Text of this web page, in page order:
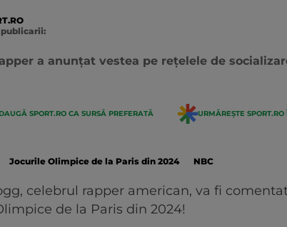
a anunțat vestea pe rețelele de
SPORT.RO CA SURSĂ PREFERATĂ URMĂREȘTE
Jocurile Olimpice de la Paris din 2024 NBC
celebrul rapper american, va fi
de la Paris din 2024!